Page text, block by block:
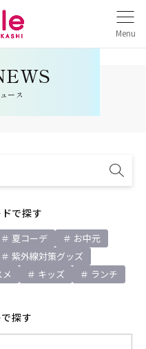
Menu
ース
で探す
夏コーデ
お中元
紫外線対策グッズ
メ キッズ ランチ
探す